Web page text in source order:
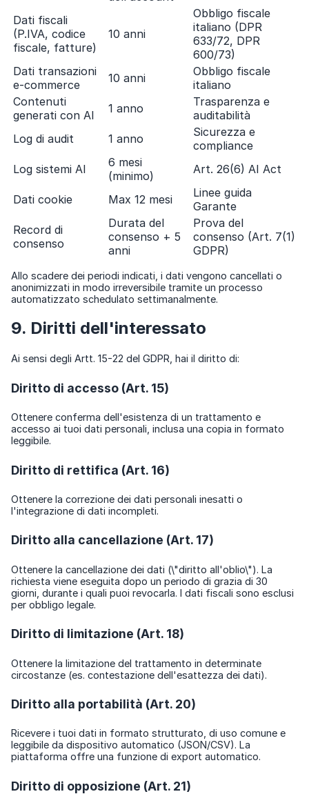
Dati fiscali
(P.IVA, codice
fiscale, fatture)
10 anni
Obbligo fiscale
italiano (DPR
633/72, DPR
600/73)
Dati transazioni
e-commerce
10 anni
Obbligo fiscale
italiano
Contenuti
generati con AI
1 anno
Trasparenza e
auditabilità
Log di audit
1 anno
Sicurezza e
compliance
Log sistemi AI
6 mesi
(minimo)
Art. 26(6) AI Act
Dati cookie Max 12 mesi
Linee guida
Garante
Record di
consenso
Durata del
consenso + 5
anni
Prova del
consenso (Art. 7(1)
GDPR)
Allo scadere dei periodi indicati, i dati vengono cancellati o
anonimizzati in modo irreversibile tramite un processo
automatizzato schedulato settimanalmente.
9. Diritti dell'interessato
Ai sensi degli Artt. 15-22 del GDPR, hai il diritto di:
Diritto di accesso (Art. 15)
Ottenere conferma dell'esistenza di un trattamento e
accesso ai tuoi dati personali, inclusa una copia in formato
leggibile.
Diritto di rettifica (Art. 16)
Ottenere la correzione dei dati personali inesatti o
l'integrazione di dati incompleti.
Diritto alla cancellazione (Art. 17)
Ottenere la cancellazione dei dati (\"diritto all'oblio\"). La
richiesta viene eseguita dopo un periodo di grazia di 30
giorni, durante i quali puoi revocarla. I dati fiscali sono esclusi
per obbligo legale.
Diritto di limitazione (Art. 18)
Ottenere la limitazione del trattamento in determinate
circostanze (es. contestazione dell'esattezza dei dati).
Diritto alla portabilità (Art. 20)
Ricevere i tuoi dati in formato strutturato, di uso comune e
leggibile da dispositivo automatico (JSON/CSV). La
piattaforma offre una funzione di export automatico.
Diritto di opposizione (Art. 21)